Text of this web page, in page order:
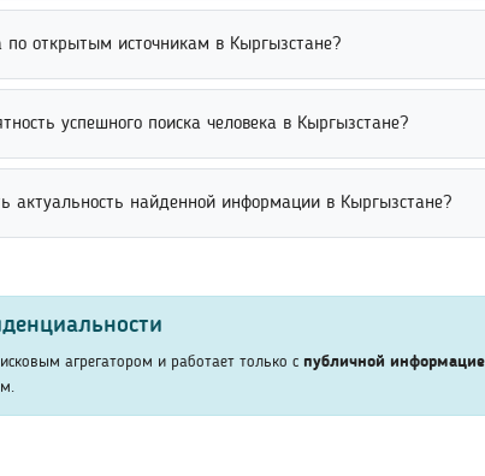
данных.
работы можно через профессиональные сети,
по открытым источникам в Кыргызстане?
источникам выполняется через социальные
успешного поиска человека в Кыргызстане?
успешного поиска человека можно с помощью точных
актуальность найденной информации в Кыргызстане?
помогает убедиться в достоверности
агрегатором и работает только с публичной